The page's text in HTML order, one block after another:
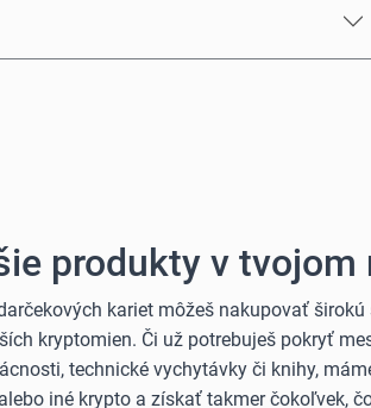
produkty v tvojom
kariet môžeš nakupovať
kryptomien. Či už potrebuješ pokryť
technické vychytávky či knihy,
iné krypto a získať takmer čokoľvek,